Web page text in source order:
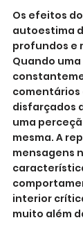
Os efeitos
autoestima
profundos e
Quando
disfarçados
uma
mesma. A
mensagens
interior
muito além